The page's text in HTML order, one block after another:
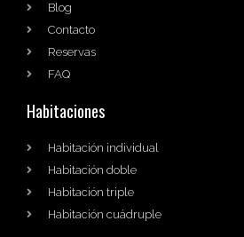
Blog
Contacto
Reservas
FAQ
Habitaciones
Habitación individual
Habitación doble
Habitación triple
Habitación cuádruple